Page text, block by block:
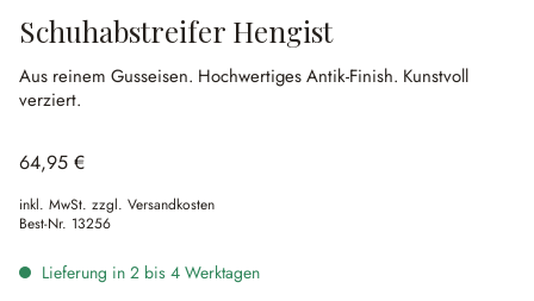
Schuhabstreifer Hengist
Aus reinem Gusseisen. Hochwertiges Antik-Finish. Kunstvoll
verziert.
64,95 €
inkl. MwSt. zzgl. Versandkosten
Best-Nr. 13256
Lieferung in 2 bis 4 Werktagen